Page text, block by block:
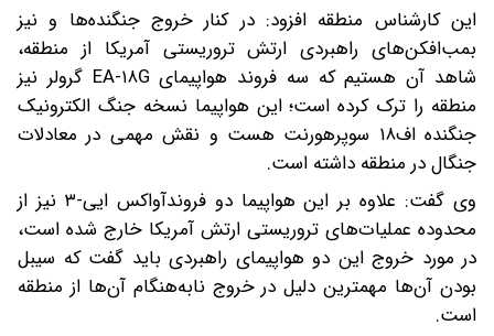
این کارشناس منطقه افزود: در کنار خروج جنگنده‌ها و نیز
بمب‌افکن‌های راهبردی ارتش تروریستی آمریکا از منطقه،
شاهد آن هستیم که سه فروند هواپیمای EA-۱۸G گرولر نیز
منطقه را ترک کرده است؛ این هواپیما نسخه جنگ الکترونیک
جنگنده اف۱۸ سوپرهورنت هست و نقش مهمی در معادلات
جنگال در منطقه داشته است.
وی گفت: علاوه بر این هواپیما دو فروندآواکس ایی-۳ نیز از
محدوده عملیات‌های تروریستی ارتش آمریکا خارج شده است،
در مورد خروج این دو هواپیمای راهبردی باید گفت که سیبل
بودن آن‌ها مهمترین دلیل در خروج نابه‌هنگام آن‌ها از منطقه
است.